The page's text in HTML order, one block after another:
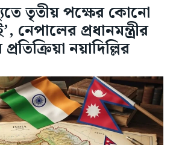
তৃতীয় পক্ষের কোনো
নেপালের প্রধানমন্ত্রীর
নয়াদিল্লির